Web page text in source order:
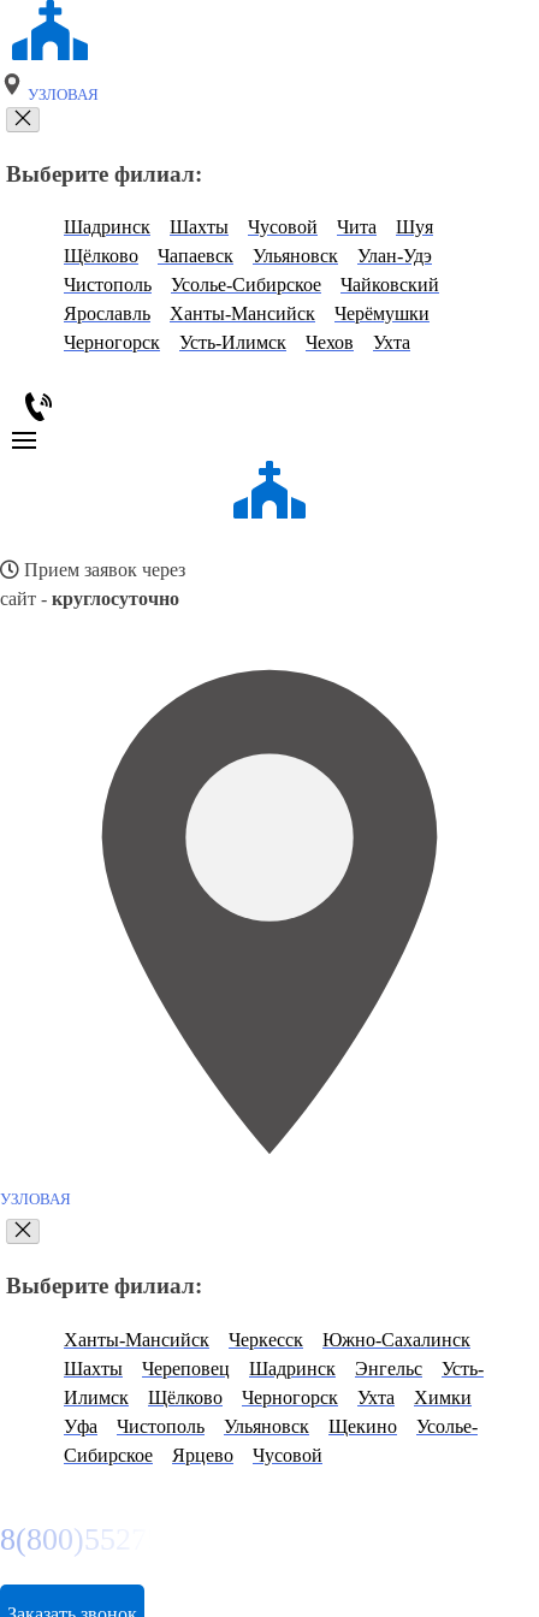
УЗЛОВАЯ
Выберите филиал:
Шадринск Шахты Чусовой Чита
Шуя
Щёлково
Чапаевск Ульяновск
Улан-Удэ
Чистополь
Усолье-Сибирское
Чайковский
Ярославль
Ханты-Мансийск
Черёмушки
Черногорск
Усть-Илимск Чехов Ухта
Прием заявок через
сайт - круглосуточно
УЗЛОВАЯ
Выберите филиал:
Ханты-Мансийск Черкесск
Южно-Сахалинск
Шахты
Череповец Шадринск Энгельс
Усть-
Илимск
Щёлково Черногорск Ухта
Химки
Уфа
Чистополь Ульяновск Щекино
Усолье-
Сибирское
Ярцево Чусовой
8(800)5527584